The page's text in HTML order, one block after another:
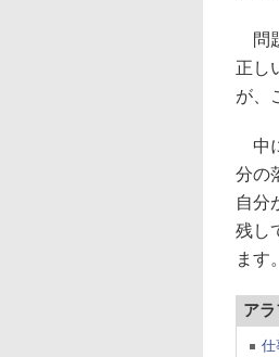
問
正し
が、
中
分の
自分
残し
ます。
ア
仕